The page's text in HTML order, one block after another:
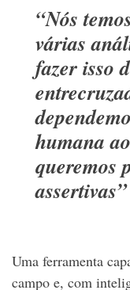
“Nós
várias
fazer isso
humana
queremos
assertivas”
Uma ferramenta
campo e, com